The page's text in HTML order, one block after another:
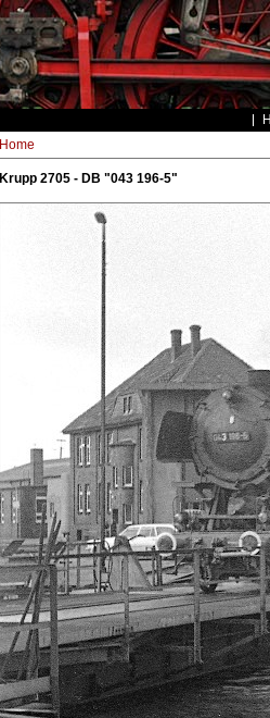
Home
Krupp 2705 - DB "043 196-5"